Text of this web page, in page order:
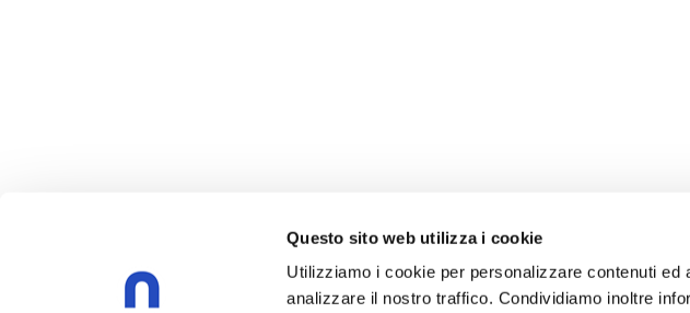
Questo sito web utilizza i cookie
Utilizziamo i cookie per personalizzare contenuti
analizzare il nostro traffico. Condividiamo inoltre